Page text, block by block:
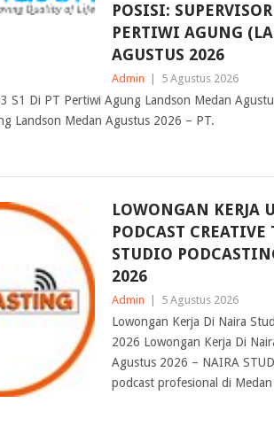
POSISI:
PERTIWI AGUNG
AGUSTUS 2026
Admin 5 Agustus 2026
S1 Di PT Pertiwi Agung Landson Medan
Landson Medan Agustus 2026 – PT.
LOWONGAN KERJA
PODCAST
STUDIO
2026
Admin 5 Agustus 2026
Lowongan Kerja Di Naira
2026 Lowongan Kerja Di
Agustus 2026 – NAIRA
podcast profesional di Medan